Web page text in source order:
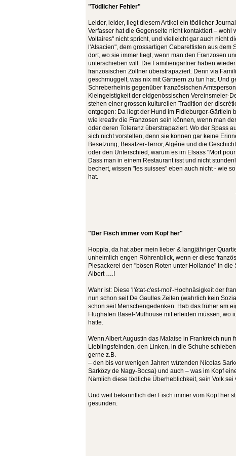
"Tödlicher Fehler"
Leider, leider, liegt diesem Artikel ein tödlicher
Verfasser hat die Gegenseite nicht kontaktiert – wohl
Voltaires" nicht spricht, und vielleicht gar auch nicht
l'Alsacien", dem grossartigen Cabarettisten aus dem
dort, wo sie immer liegt, wenn man den Franzosen
unterschieben will: Die Familiengärtner haben
französischen Zöllner überstrapaziert. Denn via
geschmuggelt, was nix mit Gärtnern zu tun hat. Und
Schreberheinis gegenüber französischen
Kleingeistigkeit der eidgenössischen Vereinsmeier-
stehen einer grossen kulturellen Tradition der
entgegen: Da liegt der Hund im Fidleburger-Gärtlein
wie kreativ die Franzosen sein können, wenn man
oder deren Toleranz überstrapaziert. Wo der Spass
sich nicht vorstellen, denn sie können gar keine
Besetzung, Besatzer-Terror, Algérie und die
oder den Unterschied, warum es im Elsass "Mort
Dass man in einem Restaurant isst und nicht
bechert, wissen "les suisses" eben auch nicht - wie
hat.
"Der Fisch immer vom Kopf her"
Hoppla, da hat aber mein lieber & langjähriger
unheimlich engen Röhrenblick, wenn er diese
Piesackerei den "bösen Roten unter Hollande" in die
Albert ….!
Wahr ist: Diese 'l'état-c'est-moi'-Hochnäsigkeit der
nun schon seit De Gaulles Zeiten (wahrlich kein
schon seit Menschengedenken. Hab das früher am
Flughafen Basel-Mulhouse mit erleiden müssen, wo
hatte.
Wenn Albert Augustin das Malaise in Frankreich nun
Lieblingsfeinden, den Linken, in die Schuhe
gerne z.B.
– den bis vor wenigen Jahren wütenden Nicolas
Sarközy de Nagy-Bocsa) und auch – was im Kopf
Nämlich diese tödliche Überheblichkeit, sein Volk
Und weil bekanntlich der Fisch immer vom Kopf her
gesunden.